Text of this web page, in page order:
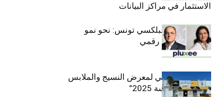
الاستثمار في مراكز البيانات
قيادة مزدوجة لبلكسي تونس: نحو نمو
متسارع وتحول رقمي
الافتتاح الرسمي لمعرض النسيج والملابس
“إنترتكس سوسة 2025”